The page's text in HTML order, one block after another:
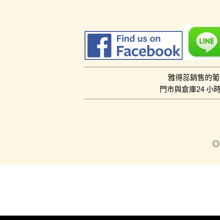
雅得蕊銷售的
門市與倉庫24 小
◎